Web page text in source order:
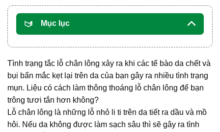
Mục lục
Tình trạng tắc lỗ chân lông xảy ra khi các tế bào da chết và
bụi bẩn mắc kẹt lại trên da của bạn gây ra nhiều tình trạng
mụn. Liệu có cách làm thông thoáng lỗ chân lông để bạn
trông tươi tắn hơn không?
Lỗ chân lông là những lỗ nhỏ li ti trên da tiết ra dầu và mồ
hôi. Nếu da không được làm sạch sâu thì sẽ gây ra tình